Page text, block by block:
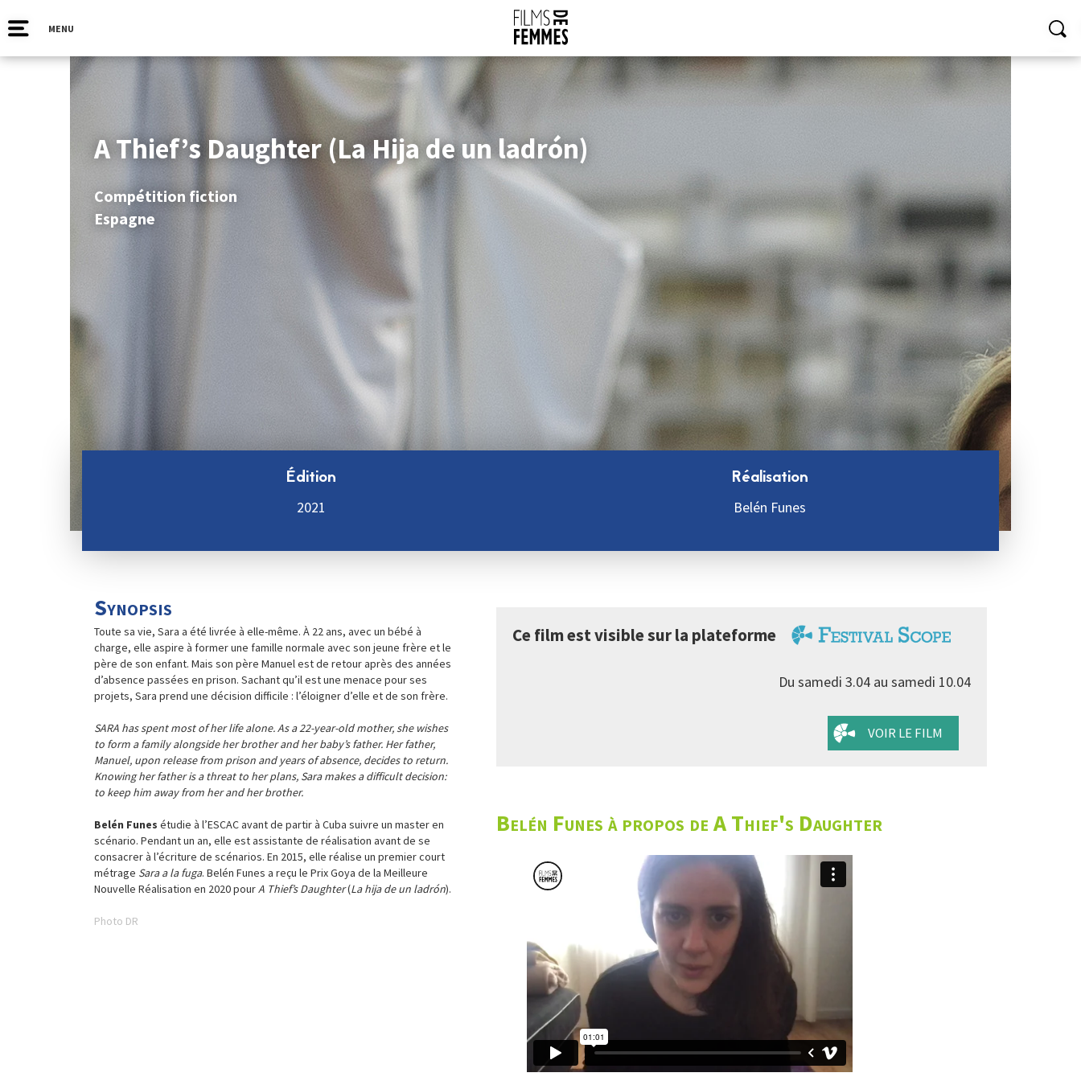
MENU
A Thief’s Daughter (La Hija de un ladrón)
Compétition fiction
Espagne
Édition
2021
Réalisation
Belén Funes
Synopsis
Toute sa vie, Sara a été livrée à elle-même. À 22 ans, avec un bébé à
charge, elle aspire à former une famille normale avec son jeune frère et le
père de son enfant. Mais son père Manuel est de retour après des années
d’absence passées en prison. Sachant qu’il est une menace pour ses
projets, Sara prend une décision difficile : l’éloigner d’elle et de son frère.
SARA has spent most of her life alone. As a 22-year-old mother, she wishes
to form a family alongside her brother and her baby’s father. Her father,
Manuel, upon release from prison and years of absence, decides to return.
Knowing her father is a threat to her plans, Sara makes a difficult decision:
to keep him away from her and her brother.
Belén Funes étudie à l’ESCAC avant de partir à Cuba suivre un master en
scénario. Pendant un an, elle est assistante de réalisation avant de se
consacrer à l’écriture de scénarios. En 2015, elle réalise un premier court
métrage Sara a la fuga. Belén Funes a reçu le Prix Goya de la Meilleure
Nouvelle Réalisation en 2020 pourA Thief’s Daughter(La hija de un ladrón).
Photo DR
Ce film est visible sur la plateforme
Du samedi 3.04 au samedi 10.04
VOIR LE FILM
Belén Funes à propos de A Thief's Daughter